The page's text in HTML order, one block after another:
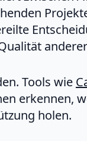
Tools wie
erkennen,
holen.